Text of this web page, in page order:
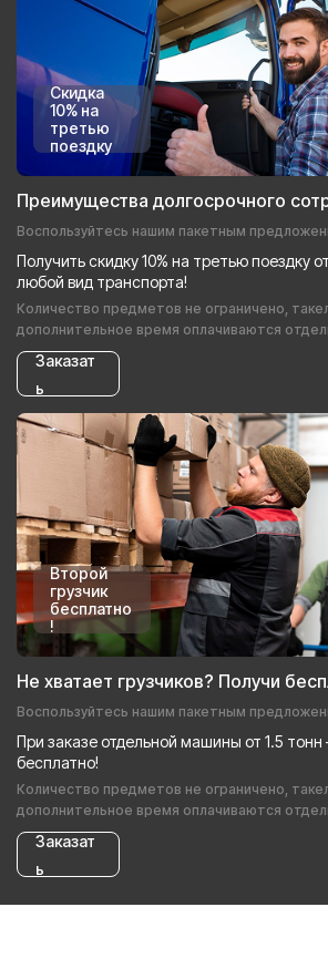
Скидка
10% на
третью
поездку
Преимущества долгосрочного
Воспользуйтесь нашим пакетным
Получить скидку 10% на третью поездку
любой вид транспорта!
Количество предметов не ограничено,
дополнительное время оплачиваются
Заказат
ь
Второй
грузчик
бесплатно
!
Не хватает грузчиков? Получи
Воспользуйтесь нашим пакетным
При заказе отдельной машины от 1.5
бесплатно!
Количество предметов не ограничено,
дополнительное время оплачиваются
Заказат
ь